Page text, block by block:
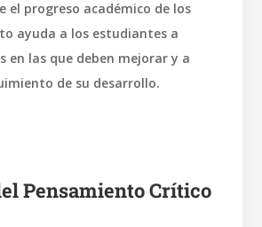
el progreso académico de los
ayuda a los estudiantes a
en las que deben mejorar y a
de su desarrollo.
Pensamiento Crítico